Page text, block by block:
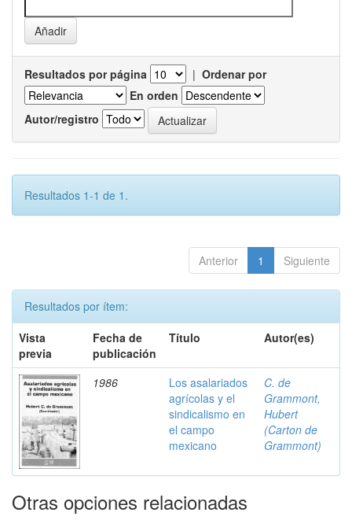
Resultados por página | Ordenar por
En orden
Autor/registro
Resultados 1-1 de 1.
Anterior 1 Siguiente
Resultados por ítem:
Vista
previa
Fecha de
publicación
Título Autor(es)
1986
Los asalariados
agrícolas y el
sindicalismo en
el campo
mexicano
C. de
Grammont,
Hubert
(Carton de
Grammont)
Otras opciones relacionadas